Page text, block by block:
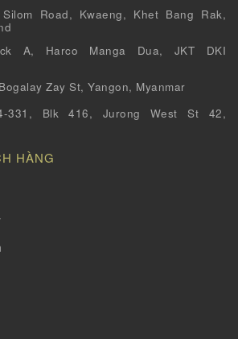
Road, Kwaeng, Khet Bang Rak,
A, Harco Manga Dua, JKT DKI
Zay St, Yangon, Myanmar
331, Blk 416, Jurong West St 42,
HÀNG